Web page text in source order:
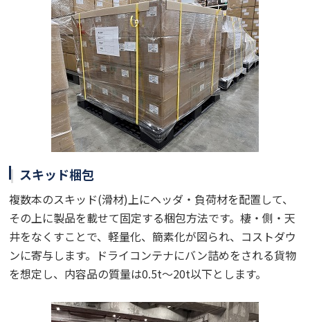
スキッド梱包
複数本のスキッド(滑材)上にヘッダ・負荷材を配置して、
その上に製品を載せて固定する梱包方法です。棲・側・天
井をなくすことで、軽量化、簡素化が図られ、コストダウ
ンに寄与します。ドライコンテナにバン詰めをされる貨物
を想定し、内容品の質量は0.5t～20t以下とします。